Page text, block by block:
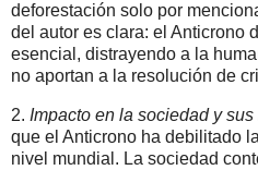
deforestación solo por
del autor es clara: el Anticrono
esencial, distrayendo a la
no aportan a la resolución de
2. Impacto en la sociedad y
que el Anticrono ha debilitado
nivel mundial. La sociedad